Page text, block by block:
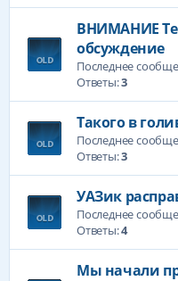
ВНИМАНИЕ
обсуждение
Последнее
Ответы:3
Такого в
Последнее
Ответы:3
УАЗик
Последнее
Ответы:4
Мы начали